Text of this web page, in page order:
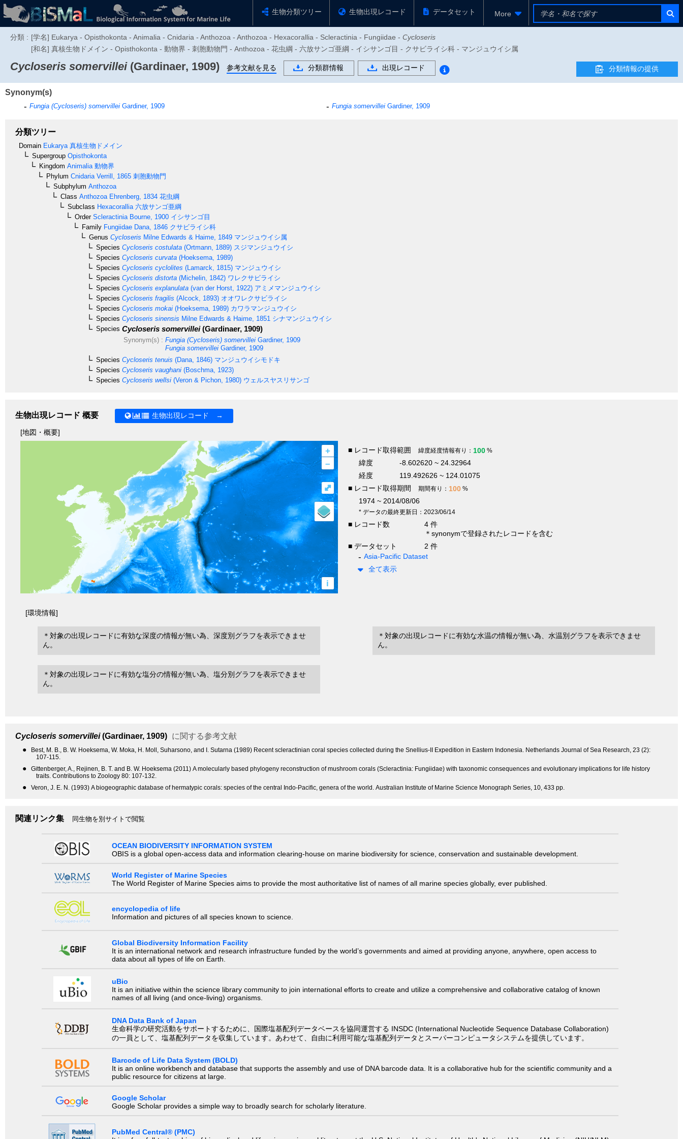
生物分類ツリー 生物出現レコード データセット More
分類 : [学名] Eukarya - Opisthokonta - Animalia - Cnidaria - Anthozoa - Anthozoa - Hexacorallia - Scleractinia - Fungiidae - Cycloseris
[和名] 真核生物ドメイン - Opisthokonta - 動物界 - 刺胞動物門 - Anthozoa - 花虫綱 - 六放サンゴ亜綱 - イシサンゴ目 - クサビライシ科 - マンジュウイシ属
Cycloseris somervillei(Gardinaer, 1909) 参考文献を見る 分類群情報 出現レコード 分類情報の提供
Synonym(s)
Fungia (Cycloseris) somervillei Gardiner, 1909 Fungia somervilleiGardiner, 1909
分類ツリー
Domain Eukarya 真核生物ドメイン
Supergroup Opisthokonta
Kingdom Animalia 動物界
Phylum Cnidaria Verrill, 1865 刺胞動物門
Subphylum Anthozoa
Class Anthozoa Ehrenberg, 1834 花虫綱
Subclass Hexacorallia 六放サンゴ亜綱
OrderScleractinia Bourne, 1900 イシサンゴ目
Family Fungiidae Dana, 1846 クサビライシ科
Genus Cycloseris Milne Edwards & Haime, 1849 マンジュウイシ属
Species Cycloseris costulata (Ortmann, 1889) スジマンジュウイシ
Species Cycloseris curvata (Hoeksema, 1989)
Species Cycloseris cyclolites (Lamarck, 1815) マンジュウイシ
Species Cycloseris distorta (Michelin, 1842) ワレクサビライシ
Species Cycloseris explanulata (van der Horst, 1922) アミメマンジュウイシ
Species Cycloseris fragilis (Alcock, 1893) オオワレクサビライシ
Species Cycloseris mokai (Hoeksema, 1989) カワラマンジュウイシ
Species Cycloseris sinensis Milne Edwards & Haime, 1851 シナマンジュウイシ
Species Cycloseris somervillei(Gardinaer, 1909)
Synonym(s) : Fungia (Cycloseris) somervilleiGardiner, 1909
Fungia somervilleiGardiner, 1909
Species Cycloseris tenuis (Dana, 1846) マンジュウイシモドキ
Species Cycloseris vaughani (Boschma, 1923)
Species Cycloseris wellsi (Veron & Pichon, 1980) ウェルスヤスリサンゴ
生物出現レコード 概要 生物出現レコード →
[地図・概要]
+
–
i
⤢
■ レコード取得範囲 緯度経度情報有り： 100 %
緯度
-8.602620 ~ 24.32964
経度
119.492626 ~ 124.01075
■ レコード取得期間
期間有り： 100 %
1974 ~ 2014/08/06
* データの最終更新日：2023/06/14
■ レコード数
4 件
＊synonymで登録されたレコードを含む
■ データセット
2 件
Asia-Pacific Dataset
全て表示
[環境情報]
＊対象の出現レコードに有効な深度の情報が無い為、深度別グラフを表示できませ
ん。
＊対象の出現レコードに有効な水温の情報が無い為、水温別グラフを表示できませ
ん。
＊対象の出現レコードに有効な塩分の情報が無い為、塩分別グラフを表示できませ
ん。
Cycloseris somervillei(Gardinaer, 1909) に関する参考文献
●
Best, M. B., B. W. Hoeksema, W. Moka, H. Moll, Suharsono, and I. Sutarna (1989) Recent scleractinian coral species collected during the Snellius-II Expedition in Eastern Indonesia. Netherlands Journal of Sea Research, 23 (2):
107-115.
●
Gittenberger, A., Rejinen, B. T. and B. W. Hoeksema (2011) A molecularly based phylogeny reconstruction of mushroom corals (Scleractinia: Fungiidae) with taxonomic consequences and evolutionary implications for life history
traits. Contributions to Zoology 80: 107-132.
● Veron, J. E. N. (1993) A biogeographic database of hermatypic corals: species of the central Indo-Pacific, genera of the world. Australian Institute of Marine Science Monograph Series, 10, 433 pp.
関連リンク集 同生物を別サイトで閲覧
OCEAN BIODIVERSITY INFORMATION SYSTEM
OBIS is a global open-access data and information clearing-house on marine biodiversity for science, conservation and sustainable development.
World Register of Marine Species
The World Register of Marine Species aims to provide the most authoritative list of names of all marine species globally, ever published.
encyclopedia of life
Information and pictures of all species known to science.
Global Biodiversity Information Facility
It is an international network and research infrastructure funded by the world’s governments and aimed at providing anyone, anywhere, open access to
data about all types of life on Earth.
uBio
It is an initiative within the science library community to join international efforts to create and utilize a comprehensive and collaborative catalog of known
names of all living (and once-living) organisms.
DNA Data Bank of Japan
生命科学の研究活動をサポートするために、国際塩基配列データベースを協同運営する INSDC (International Nucleotide Sequence Database Collaboration)
の一員として、塩基配列データを収集しています。あわせて、自由に利用可能な塩基配列データとスーパーコンピュータシステムを提供しています。
Barcode of Life Data System (BOLD)
It is an online workbench and database that supports the assembly and use of DNA barcode data. It is a collaborative hub for the scientific community and a
public resource for citizens at large.
Google Scholar
Google Scholar provides a simple way to broadly search for scholarly literature.
PubMed Central® (PMC)